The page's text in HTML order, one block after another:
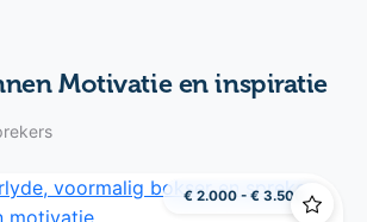
Motivatie en inspiratie
€ 2.000 - € 3.500